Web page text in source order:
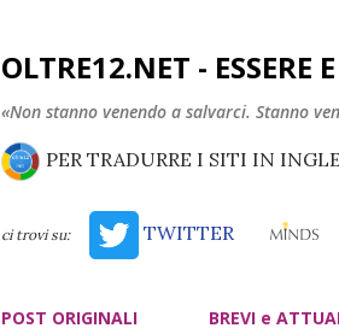
OLTRE12.NET - ESSERE
«Non stanno venendo a salvarci. Stanno
PER TRADURRE I SITI IN
ci trovi su: TWITTER
POST ORIGINALI BREVI e